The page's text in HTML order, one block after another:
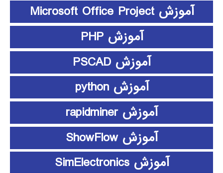
آموزش Microsoft Office Project
آموزش PHP
آموزش PSCAD
آموزش python
آموزش rapidminer
آموزش ShowFlow
آموزش SimElectronics